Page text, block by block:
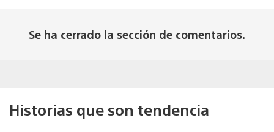
Se ha cerrado la sección de comentarios.
Historias que son tendencia